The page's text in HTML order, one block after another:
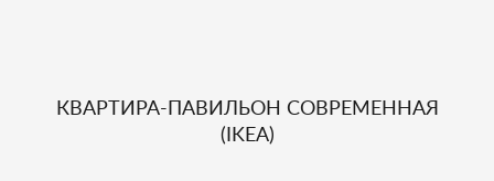
КВАРТИРА-ПАВИЛЬОН СОВРЕМЕННАЯ
(IKEA)